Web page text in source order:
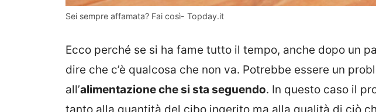
Sei sempre affamata? Fai così- Topday.it
Ecco perché se si ha fame tutto il tempo, anche dopo un
dire che c’è qualcosa che non va. Potrebbe essere un
all’alimentazione che si sta seguendo. In questo caso il
tanto alla quantità del cibo ingerito ma alla qualità di ciò